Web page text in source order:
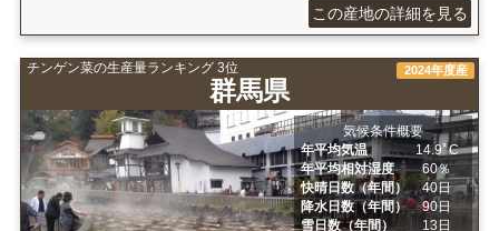
この産地の詳細を見る
チンゲン菜の生産量ランキング 3位
群馬県
2024年度産
気候条件概要
年平均気温
14.9ﾟC
年平均相対湿度
60％
快晴日数（年間）
40日
降水日数（年間）
90日
雪日数（年間）
13日